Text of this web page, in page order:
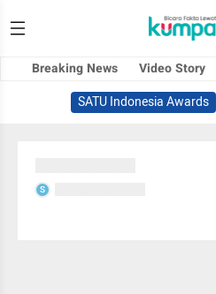
Breaking News Video Story
SATU Indonesia Awards
S